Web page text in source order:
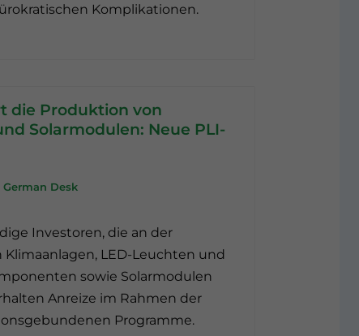
Komplikationen.
die Produktion von
Solarmodulen: Neue PLI-
German Desk
Investoren, die an der
Klimaanlagen, LED-Leuchten und
sowie Solarmodulen
Anreize im Rahmen der
Programme.